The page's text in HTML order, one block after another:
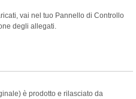
vai nel tuo Pannello di Controllo
degli allegati.
è prodotto e rilasciato da